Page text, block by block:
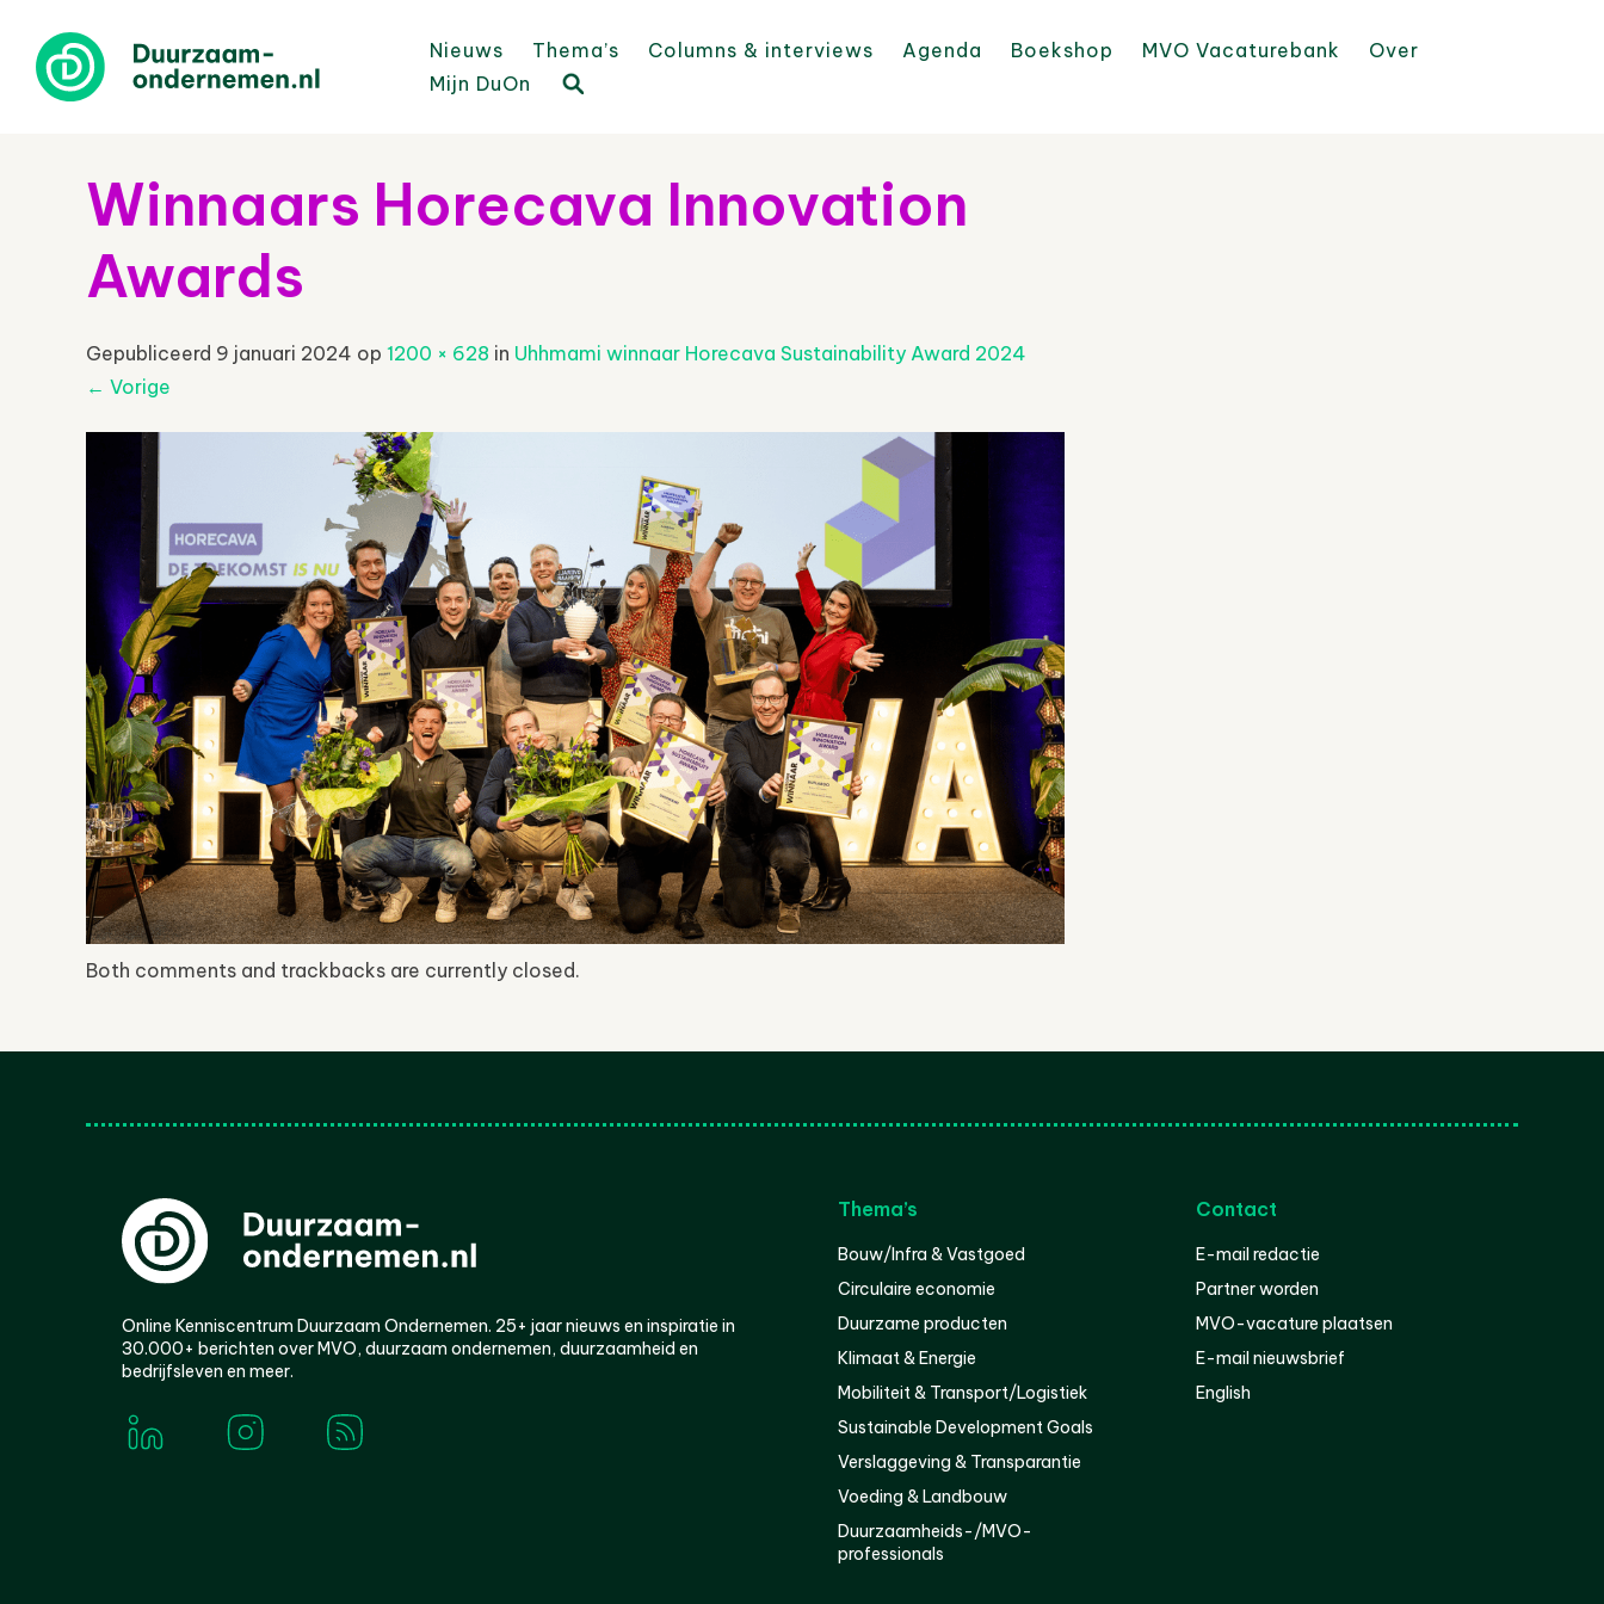
Nieuws Thema’s Columns & interviews Agenda Boekshop MVO Vacaturebank
Over
Mijn DuOn
Winnaars Horecava Innovation
Awards
Gepubliceerd 9 januari 2024 op 1200 × 628 in Uhhmami winnaar Horecava Sustainability Award 2024
← Vorige
Both comments and trackbacks are currently closed.
Online Kenniscentrum Duurzaam Ondernemen. 25+ jaar nieuws en inspiratie in
30.000+ berichten over MVO, duurzaam ondernemen, duurzaamheid en
bedrijfsleven en meer.
Thema’s
Bouw/Infra & Vastgoed
Circulaire economie
Duurzame producten
Klimaat & Energie
Mobiliteit & Transport/Logistiek
Sustainable Development Goals
Verslaggeving & Transparantie
Voeding & Landbouw
Duurzaamheids-/MVO-
professionals
Contact
E-mail redactie
Partner worden
MVO-vacature plaatsen
E-mail nieuwsbrief
English